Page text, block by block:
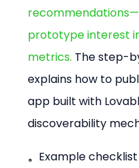
prototype interest
metrics. The step-
explains how to
app built with
discoverability
。 Example